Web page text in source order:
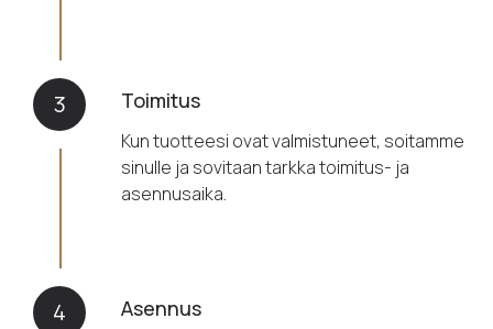
3 Toimitus
Kun tuotteesi ovat valmistuneet, soitamme
sinulle ja sovitaan tarkka toimitus- ja
asennusaika.
4 Asennus